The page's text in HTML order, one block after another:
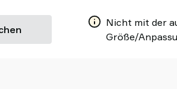
Nicht mit der
Größe/